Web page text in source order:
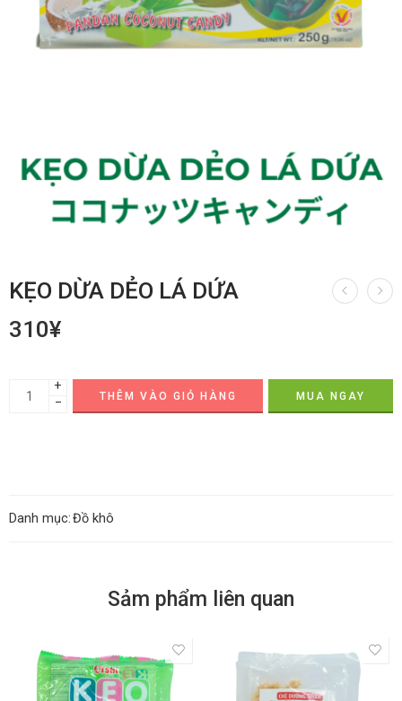
KẸO DỪA DẺO LÁ DỨA
310¥
+
−
THÊM VÀO GIỎ HÀNG MUA NGAY
Danh mục:Đồ khô
Sảm phẩm liên quan